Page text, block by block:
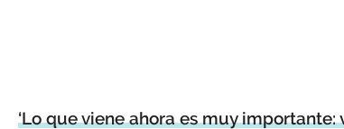
‘Lo que viene ahora es muy